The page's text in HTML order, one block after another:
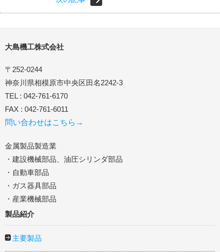
大島機工株式会社
〒252-0244
神奈川県相模原市中央区田名2242-3
TEL : 042-761-6170
FAX : 042-761-6011
問い合わせはこちら→
金属製品製造業
・建設機械部品、油圧シリンダ部品
・自動車部品
・ガス器具部品
・産業機械部品
製品紹介
主要製品